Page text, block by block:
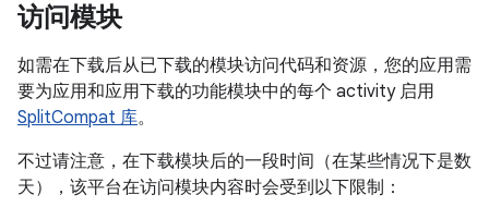
访问模块
如需在下载后从已下载的模块访问代码和资源，您的应用需
要为应用和应用下载的功能模块中的每个 activity 启用
SplitCompat 库。
不过请注意，在下载模块后的一段时间（在某些情况下是数
天），该平台在访问模块内容时会受到以下限制：